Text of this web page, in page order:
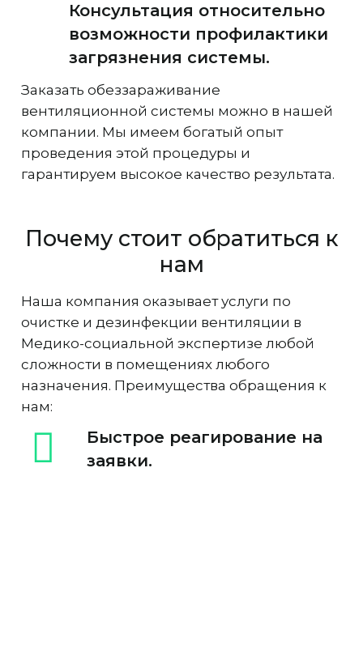
Консультация относительно
возможности профилактики
загрязнения системы.
Заказать обеззараживание
вентиляционной системы можно в нашей
компании. Мы имеем богатый опыт
проведения этой процедуры и
гарантируем высокое качество результата.
Почему стоит обратиться к
нам
Наша компания оказывает услуги по
очистке и дезинфекции вентиляции в
Медико-социальной экспертизе любой
сложности в помещениях любого
назначения. Преимущества обращения к
нам:
Быстрое реагирование на
заявки.